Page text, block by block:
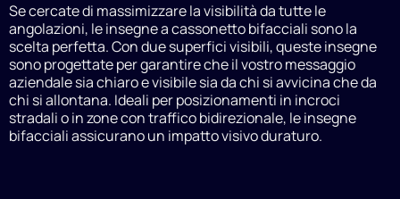
Se cercate di massimizzare la visibilità da tutte le
angolazioni, le insegne a cassonetto bifacciali sono la
scelta perfetta. Con due superfici visibili, queste insegne
sono progettate per garantire che il vostro messaggio
aziendale sia chiaro e visibile sia da chi si avvicina che da
chi si allontana. Ideali per posizionamenti in incroci
stradali o in zone con traffico bidirezionale, le insegne
bifacciali assicurano un impatto visivo duraturo.